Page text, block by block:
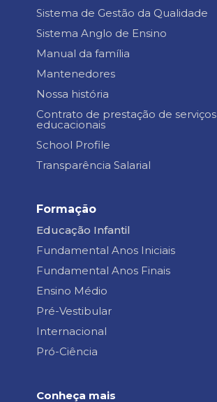
Sistema de Gestão da Qualidade
Sistema Anglo de Ensino
Manual da família
Mantenedores
Nossa história
Contrato de prestação de serviços
educacionais
School Profile
Transparência Salarial
Formação
Educação Infantil
Fundamental Anos Iniciais
Fundamental Anos Finais
Ensino Médio
Pré-Vestibular
Internacional
Pró-Ciência
Conheça mais